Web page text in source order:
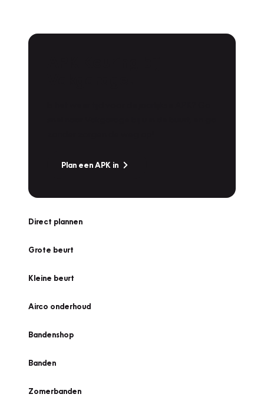
Plan een APK in
Direct plannen
Grote beurt
Kleine beurt
Airco onderhoud
Bandenshop
Banden
Zomerbanden